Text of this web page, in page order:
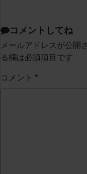
コメントしてね
メールアドレスが公開
る欄は必須項目です
コメント *